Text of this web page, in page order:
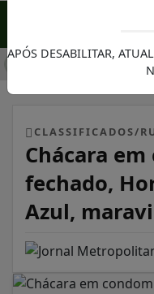
EM SERRA NEGRA:
CLASSIFICADOS/
Chácara
fechado,
Azul,
APÓS DESABILITAR,